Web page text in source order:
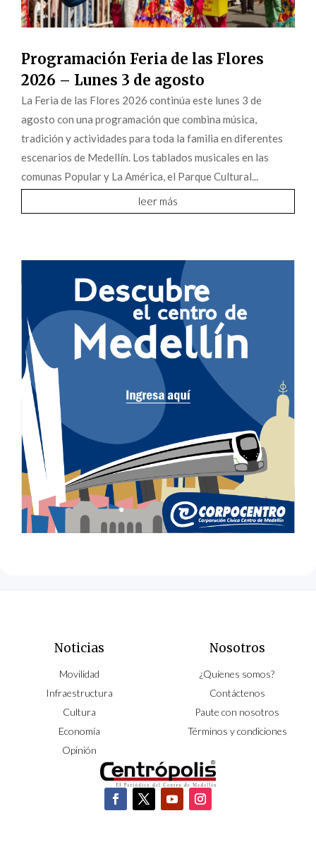
Programación Feria de las Flores
2026 – Lunes 3 de agosto
La Feria de las Flores 2026 continúa este lunes 3 de
agosto con una programación que combina música,
tradición y actividades para toda la familia en diferentes
escenarios de Medellín. Los tablados musicales en las
comunas Popular y La América, el Parque Cultural...
leer más
Noticias
Movilidad
Infraestructura
Cultura
Economía
Opinión
Nosotros
¿Quíenes somos?
Contáctenos
Paute con nosotros
Términos y condiciones